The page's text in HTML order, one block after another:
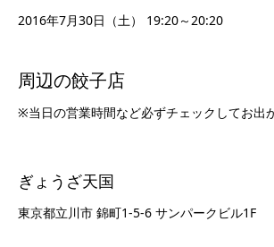
2016年7月30日（土） 19:20～20:20
周辺の餃子店
※当日の営業時間など必ずチェックしてお出
ぎょうざ天国
東京都立川市 錦町1-5-6 サンパークビル1F